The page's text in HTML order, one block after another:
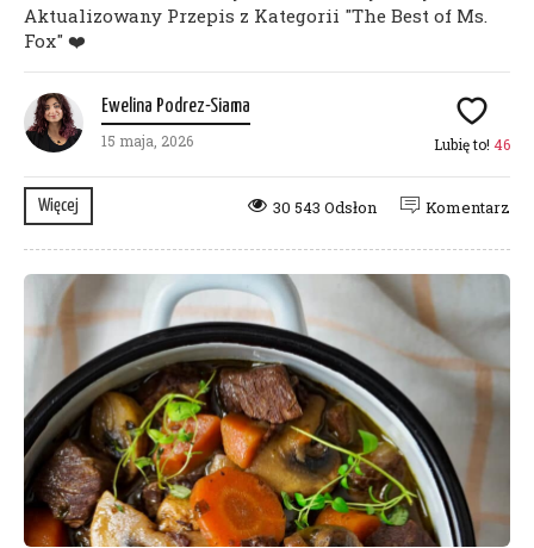
Aktualizowany Przepis z Kategorii "The Best of Ms.
Fox" ❤️
Ewelina Podrez-Siama
15 maja, 2026 Lubię to! 46
Więcej Komentarz
30 543 Odsłon